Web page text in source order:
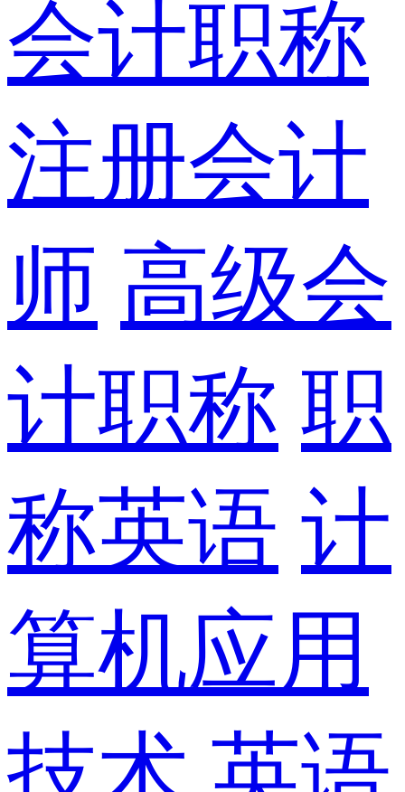
会计职称
注册会计
师 高级会
计职称 职
称英语 计
算机应用